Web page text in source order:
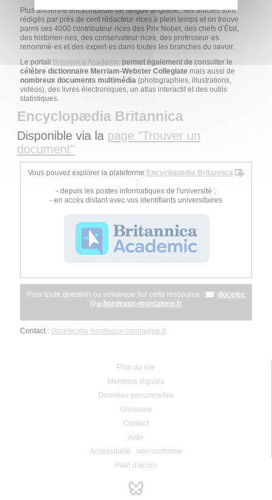
Plus ancienne encyclopédie de langue anglaise, ses articles sont
rédigés par près de cent rédacteur·rices à plein temps et on trouve
parmi ses 4000 contributeur·rices des Prix Nobel, des chefs d’État,
des historien·nes, des conservateur·rices, des professeur·es
renommé·es et des expert·es dans toutes les branches du savoir.
Le portail Britannica Academic permet également de consulter le
célèbre dictionnaire Merriam-Webster Collegiate mais aussi de
nombreux documents multimédia (photographies, illustrations,
vidéos), des livres électroniques, un atlas interactif et des outils
statistiques.
Encyclopædia Britannica
Disponible via la page "Trouver un
document"
Vous pouvez explorer la plateforme Encyclopædia Britannica
:
- depuis les postes informatiques de l'université ;
- en accès distant avec vos identifiants universitaires
Pour toute question ou remarque sur cette ressource :
docelec
@u-bordeaux-montaigne.fr
Contact :docelec@u-bordeaux-montaigne.fr
Plan du site
Mentions légales
Données personnelles
Glossaire
Contact
Aide
Accessibilité : non conforme
Plan d'accès